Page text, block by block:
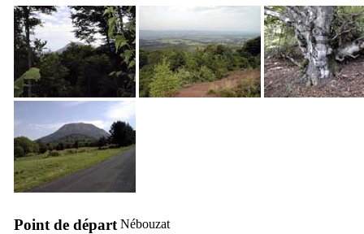
Point de départ Nébouzat